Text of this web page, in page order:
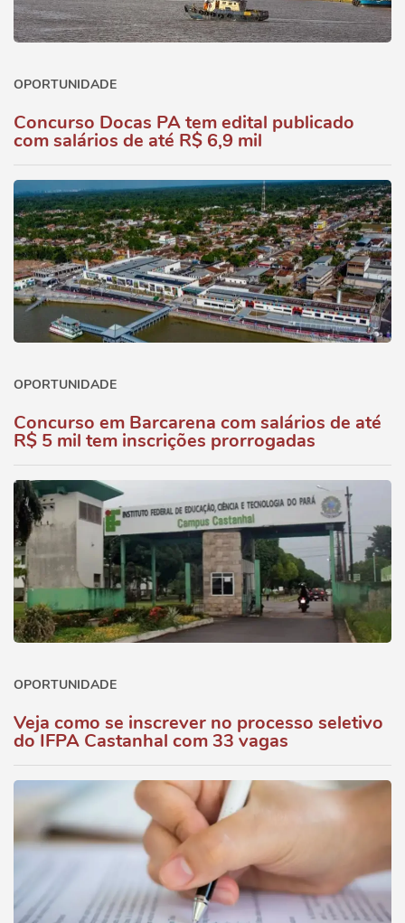
OPORTUNIDADE
Concurso Docas PA tem edital publicado
com salários de até R$ 6,9 mil
OPORTUNIDADE
Concurso em Barcarena com salários de até
R$ 5 mil tem inscrições prorrogadas
OPORTUNIDADE
Veja como se inscrever no processo seletivo
do IFPA Castanhal com 33 vagas